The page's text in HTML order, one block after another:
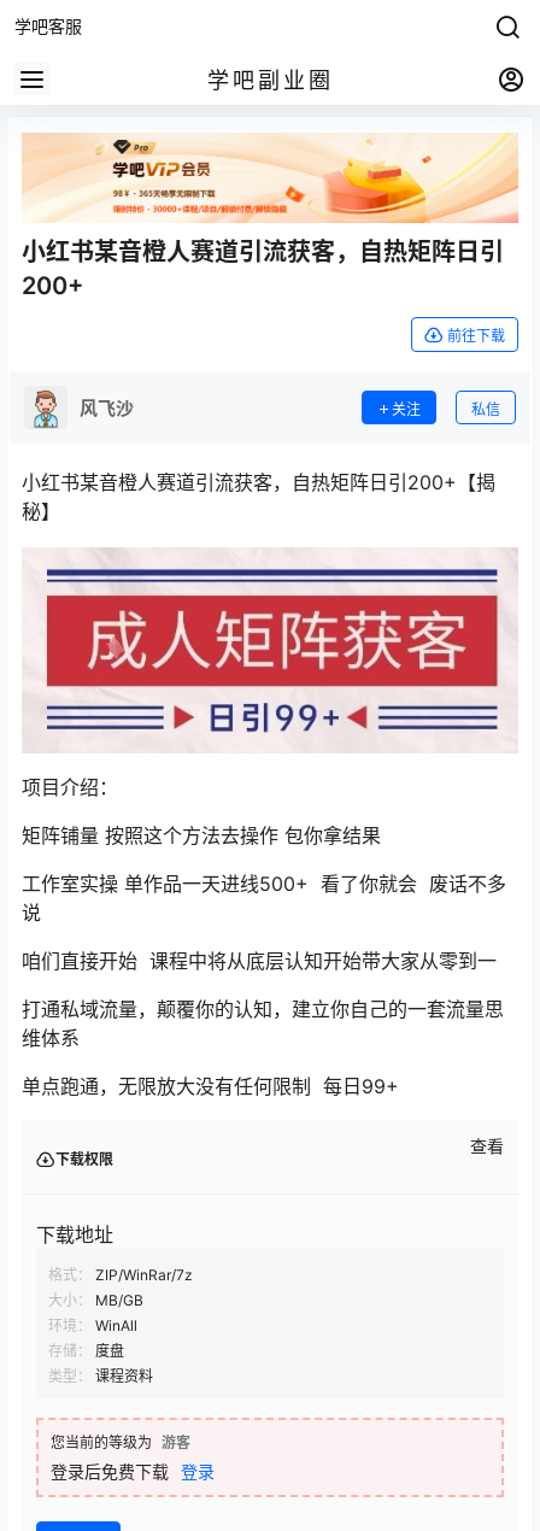
学吧客服
学吧副业圈
小红书某音橙人赛道引流获客，自热矩阵日引
200+
前往下载
风飞沙 关注 私信
小红书某音橙人赛道引流获客，自热矩阵日引200+【揭
秘】
项目介绍：
矩阵铺量 按照这个方法去操作 包你拿结果
工作室实操 单作品一天进线500+ 看了你就会 废话不多
说
咱们直接开始 课程中将从底层认知开始带大家从零到一
打通私域流量，颠覆你的认知，建立你自己的一套流量思
维体系
单点跑通，无限放大没有任何限制 每日99+
下载权限
查看
下载地址
格式：
ZIP/WinRar/7z
大小：
MB/GB
环境：
WinAll
存储：
度盘
类型：
课程资料
您当前的等级为 游客
登录后免费下载 登录